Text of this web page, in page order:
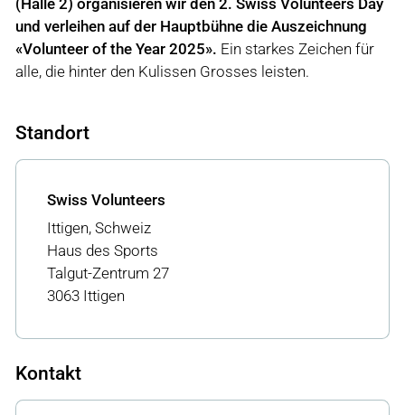
(Halle 2) organisieren wir den 2. Swiss Volunteers Day
und verleihen auf der Hauptbühne die Auszeichnung
«Volunteer of the Year 2025». Ein starkes Zeichen für
alle, die hinter den Kulissen Grosses leisten.
Standort
Swiss Volunteers
Ittigen, Schweiz
Haus des Sports
Talgut-Zentrum 27
3063 Ittigen
Kontakt